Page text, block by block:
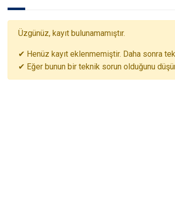
Üzgünüz, kayıt bulunamamıştır.
✔ Henüz kayıt eklenmemiştir. Daha sonra
✔ Eğer bunun bir teknik sorun olduğunu